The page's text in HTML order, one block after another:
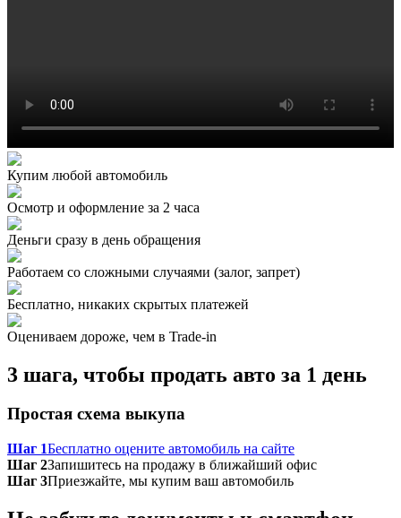
Купим любой автомобиль
Осмотр и оформление за 2 часа
Деньги сразу в день обращения
Работаем со сложными случаями (залог, запрет)
Бесплатно, никаких скрытых платежей
Оцениваем дороже, чем в Trade‑in
3 шага, чтобы продать авто за 1 день
Простая схема выкупа
Шаг 1Бесплатно оцените автомобиль на сайте
Шаг 2Запишитесь на продажу в ближайший офис
Шаг 3Приезжайте, мы купим ваш автомобиль